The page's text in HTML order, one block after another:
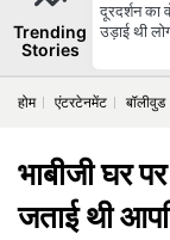
Trending
Stories
दूरदर्शन का
उड़ाई थी
होम एंटरटेनमेंट बॉलीवुड
भाबीजी घर
जताई थी